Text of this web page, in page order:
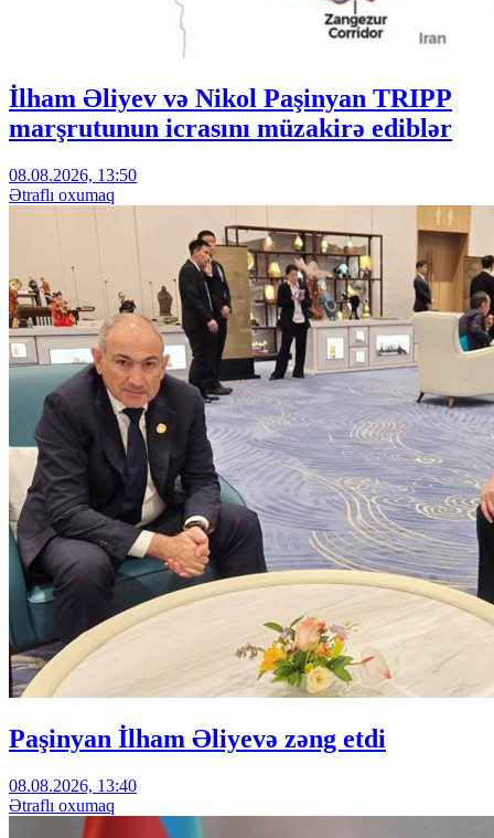
İlham Əliyev və Nikol Paşinyan TRIPP
marşrutunun icrasını müzakirə ediblər
08.08.2026, 13:50
Ətraflı oxumaq
Paşinyan İlham Əliyevə zəng etdi
08.08.2026, 13:40
Ətraflı oxumaq